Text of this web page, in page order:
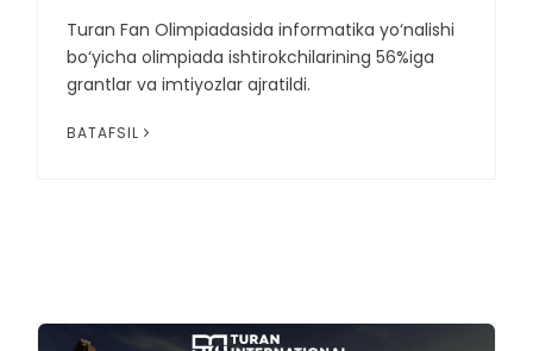
Turan Fan Olimpiadasida informatika yo‘nalishi
bo‘yicha olimpiada ishtirokchilarining 56%iga
grantlar va imtiyozlar ajratildi.
BATAFSIL